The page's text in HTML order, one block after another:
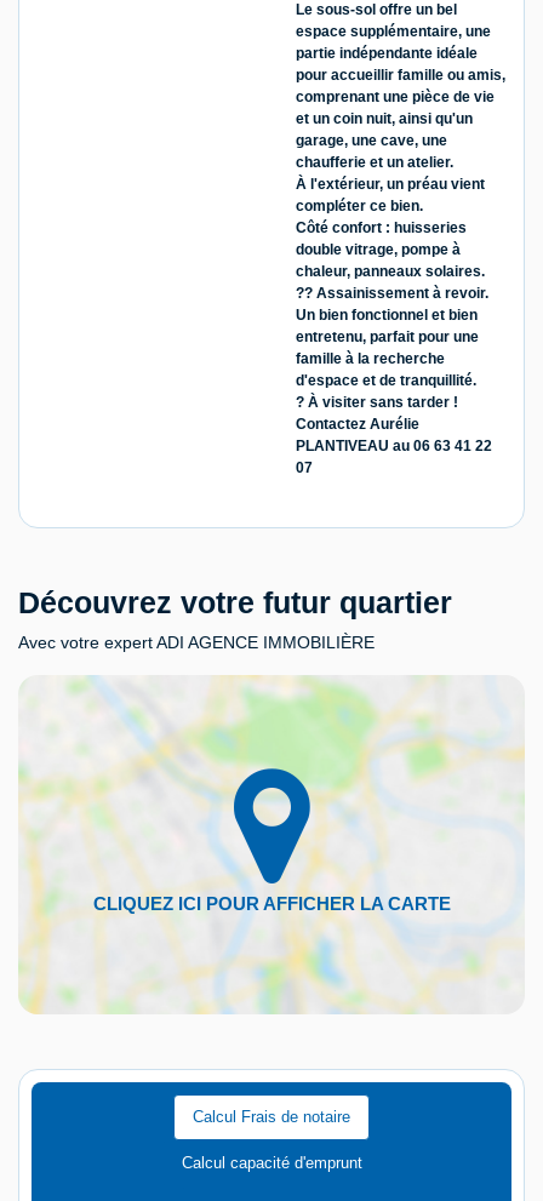
Le sous-sol offre un bel
espace supplémentaire, une
partie indépendante idéale
pour accueillir famille ou amis,
comprenant une pièce de vie
et un coin nuit, ainsi qu'un
garage, une cave, une
chaufferie et un atelier.
À l'extérieur, un préau vient
compléter ce bien.
Côté confort : huisseries
double vitrage, pompe à
chaleur, panneaux solaires.
?? Assainissement à revoir.
Un bien fonctionnel et bien
entretenu, parfait pour une
famille à la recherche
d'espace et de tranquillité.
? À visiter sans tarder !
Contactez Aurélie
PLANTIVEAU au 06 63 41 22
07
Découvrez votre futur quartier
Avec votre expert ADI AGENCE IMMOBILIÈRE
Calcul Frais de notaire
Calcul capacité d'emprunt